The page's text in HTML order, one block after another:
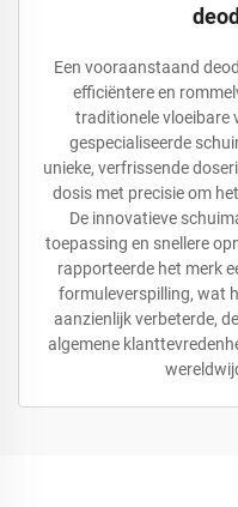
Een vooraanstaand
efficiëntere en
traditionele vloeibare
gespecialiseerde
unieke, verfrissende
dosis met precisie om
De innovatieve
toepassing en snellere
rapporteerde het merk
formuleverspilling, wat
aanzienlijk verbeterde,
algemene